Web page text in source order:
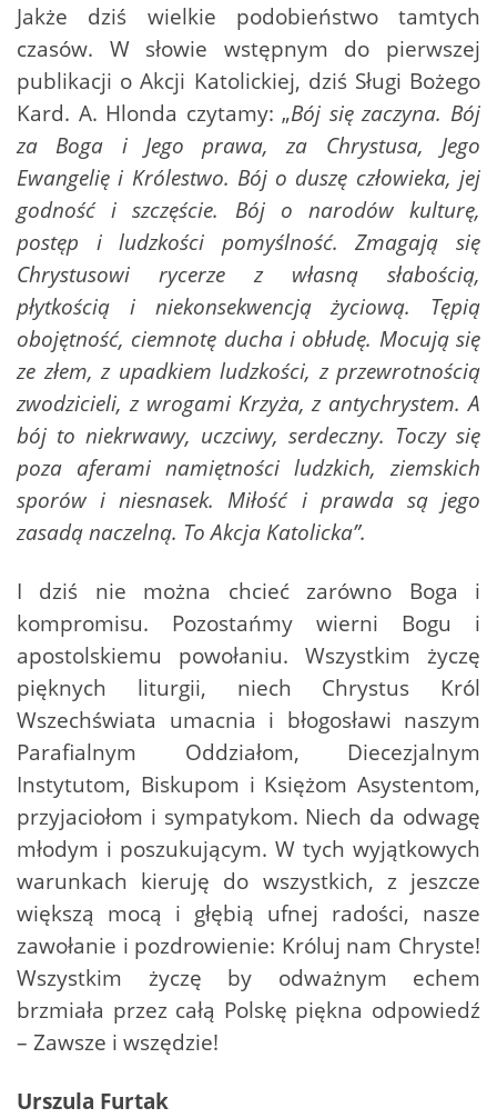
Jakże dziś wielkie podobieństwo tamtych
czasów. W słowie wstępnym do pierwszej
publikacji o Akcji Katolickiej, dziś Sługi Bożego
Kard. A. Hlonda czytamy: „Bój się zaczyna. Bój
za Boga i Jego prawa, za Chrystusa, Jego
Ewangelię i Królestwo. Bój o duszę człowieka, jej
godność i szczęście. Bój o narodów kulturę,
postęp i ludzkości pomyślność. Zmagają się
Chrystusowi rycerze z własną słabością,
płytkością i niekonsekwencją życiową. Tępią
obojętność, ciemnotę ducha i obłudę. Mocują się
ze złem, z upadkiem ludzkości, z przewrotnością
zwodzicieli, z wrogami Krzyża, z antychrystem. A
bój to niekrwawy, uczciwy, serdeczny. Toczy się
poza aferami namiętności ludzkich, ziemskich
sporów i niesnasek. Miłość i prawda są jego
zasadą naczelną. To Akcja Katolicka”.
I dziś nie można chcieć zarówno Boga i
kompromisu. Pozostańmy wierni Bogu i
apostolskiemu powołaniu. Wszystkim życzę
pięknych liturgii, niech Chrystus Król
Wszechświata umacnia i błogosławi naszym
Parafialnym Oddziałom, Diecezjalnym
Instytutom, Biskupom i Księżom Asystentom,
przyjaciołom i sympatykom. Niech da odwagę
młodym i poszukującym. W tych wyjątkowych
warunkach kieruję do wszystkich, z jeszcze
większą mocą i głębią ufnej radości, nasze
zawołanie i pozdrowienie: Króluj nam Chryste!
Wszystkim życzę by odważnym echem
brzmiała przez całą Polskę piękna odpowiedź
– Zawsze i wszędzie!
Urszula Furtak